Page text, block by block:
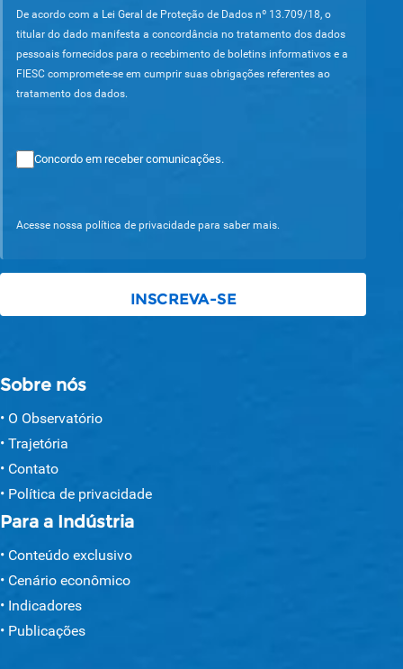
De acordo com a Lei Geral de Proteção de Dados nº 13.709/18, o
titular do dado manifesta a concordância no tratamento dos dados
pessoais fornecidos para o recebimento de boletins informativos e a
FIESC compromete-se em cumprir suas obrigações referentes ao
tratamento dos dados.
Concordo em receber comunicações.
Acesse nossa política de privacidade para saber mais.
Sobre nós
O Observatório
Trajetória
Contato
Política de privacidade
Para a Indústria
Conteúdo exclusivo
Cenário econômico
Indicadores
Publicações